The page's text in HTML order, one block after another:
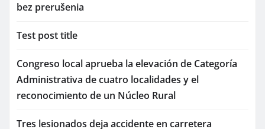
bez prerušenia
Test post title
Congreso local aprueba la elevación de Categoría
Administrativa de cuatro localidades y el
reconocimiento de un Núcleo Rural
Tres lesionados deja accidente en carretera